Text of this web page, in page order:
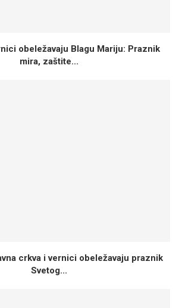
obeležavaju Blagu Mariju: Praznik
mira, zaštite...
crkva i vernici obeležavaju praznik
Svetog...